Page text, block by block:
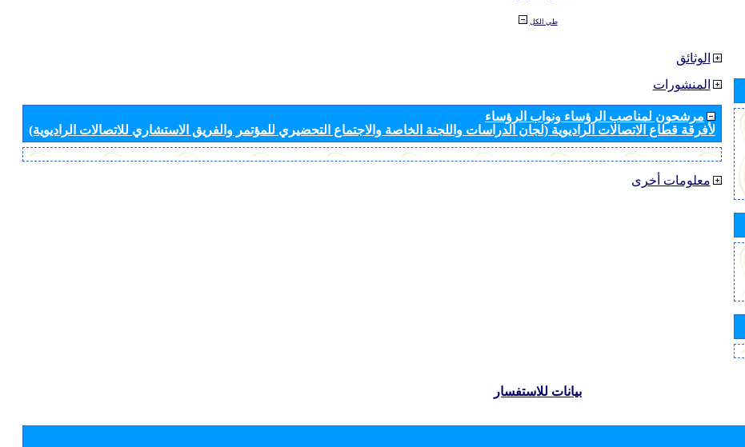
طي الكل
الوثائق
المنشورات
مرشحون لمناصب الرؤساء ونواب الرؤساء
لأفرقة قطاع الاتصالات الراديوية (لجان الدراسات واللجنة الخاصة والاجتماع التحضيري للمؤتمر والفريق الاستشاري للاتصالات الراديوية)
معلومات أخرى
بيانات للاستفسار